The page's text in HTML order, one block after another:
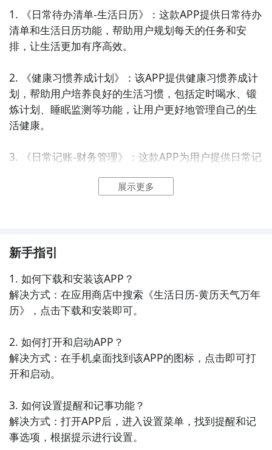
1. 《日常待办清单-生活日历》：这款APP提供日常待办
清单和生活日历功能，帮助用户规划每天的任务和安
排，让生活更加有序高效。
2. 《健康习惯养成计划》：该APP提供健康习惯养成计
划，帮助用户培养良好的生活习惯，包括定时喝水、锻
炼计划、睡眠监测等功能，让用户更好地管理自己的生
活健康。
3. 《日常记账-财务管理》：这款APP为用户提供日常记
提醒用户合理理财，并生成详细的财务报表，让用户更
规划功能，用户可以记录旅行计划、制定行程安排、查
5. 《美食秘籍-烹饪菜谱》：这款APP提供美食秘籍和烹
饪菜谱，用户可以浏览各种菜谱、学习烹饪技巧，并收
6. 《艺术创作-手绘绘画》：该APP为用户提供艺术创作
和手绘绘画功能，用户可以通过手机进行绘画创作，学
更加轻松和有趣。
7. 《健身计划-运动健康》：这款APP提供健身计划和运
展示更多
新手指引
1. 如何下载和安装该APP？
解决方式：在应用商店中搜索《生活日历-黄历天气万年
历》，点击下载和安装即可。
2. 如何打开和启动APP？
解决方式：在手机桌面找到该APP的图标，点击即可打
开和启动。
3. 如何设置提醒和记事功能？
解决方式：打开APP后，进入设置菜单，找到提醒和记
事选项，根据提示进行设置。